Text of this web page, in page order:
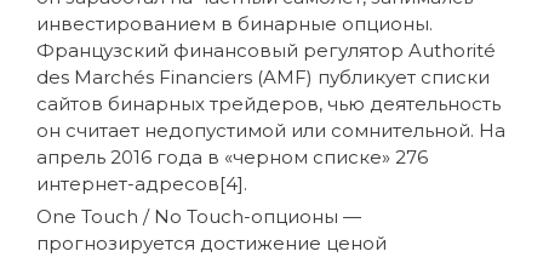
инвестированием в бинарные опционы.
Французский финансовый регулятор Authorité
des Marchés Financiers (AMF) публикует списки
сайтов бинарных трейдеров, чью деятельность
он считает недопустимой или сомнительной. На
апрель 2016 года в «черном списке» 276
интернет-адресов[4].
One Touch / No Touch-опционы —
прогнозируется достижение ценой